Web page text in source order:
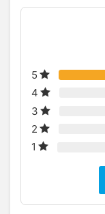
5
4
3
2
1